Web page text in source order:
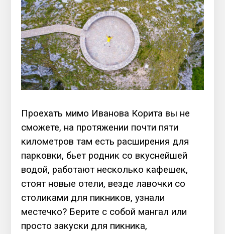
Проехать мимо Иванова Корита вы не
сможете, на протяжении почти пяти
километров там есть расширения для
парковки, бьет родник со вкуснейшей
водой, работают несколько кафешек,
стоят новые отели, везде лавочки со
столиками для пикников, узнали
местечко? Берите с собой мангал или
просто закуски для пикника,